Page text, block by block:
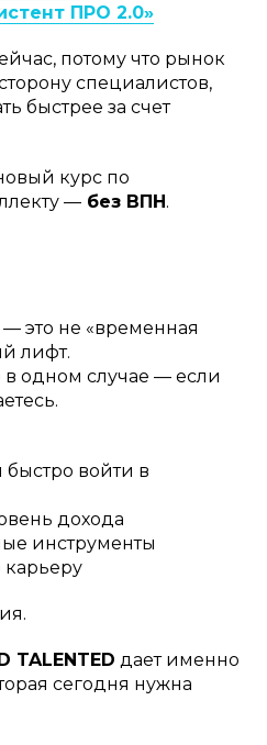
ПРО 2.0»
потому что рынок
специалистов,
быстрее за счет
курс по
— без ВПН.
это не «временная
лифт.
в одном случае — если
быстро войти в
дохода
инструменты
TALENTED дает именно
сегодня нужна